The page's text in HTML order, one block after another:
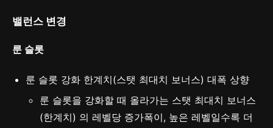
밸런스 변경
룬 슬롯
룬 슬롯 강화 한계치(스탯 최대치 보너스) 대폭 상향
룬 슬롯을 강화할 때 올라가는 스탯 최대치 보너스
(한계치) 의 레벨당 증가폭이, 높은 레벨일수록 더